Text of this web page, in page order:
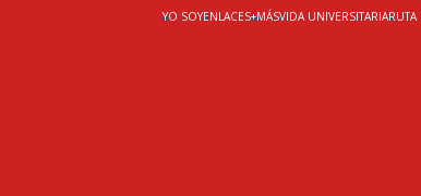
YO SOYENLACES+MÁSVIDA UNIVERSITARIARUTA